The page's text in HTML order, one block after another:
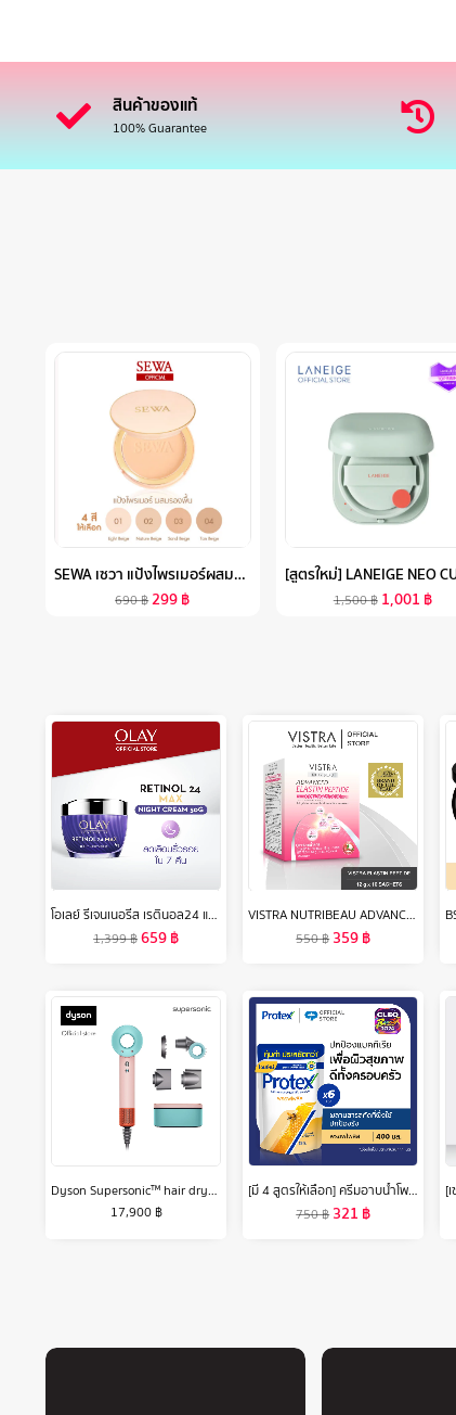
สินค้าของแท้
100% Guarantee
SEWA เซวา แป้งไพรเมอร์ผสมรองพื้น มีให้เลือก 4 เฉดสี (ขนาด10G.) จัดการความมัน ป้องกันผิวจากแสงแดด ปกปิด เรียบเนียน
690฿299฿ 1,500฿ 1,001 ฿
โอเลย์ รีเจนเนอรีส เรตินอล24 แม็กซ์ ไนท์ครีม 50 กรัม. ลดเลือนริ้วรอย สกินแคร์ Olay Regenerist Retinol24 Max Night Cream 50G
1,399฿659฿
VISTRA NUTRIBEAU ADVANCED ELASTIN PEPTIDE PLUS COLLAGEN 5000 mg ( 10 PC / Box ) วิสทร้า แอดวานซ์ อิลาสติน เปปไทด์ พลัส คอลลาเจน 5000 มก. / ต่อซอง ( 1 กล่อง บรรจุ 10 ซอง )
550฿ 359฿
Dyson Supersonic™ hair dryer HD15 (Ceramic Pop) ไดร์เป่าผม สีเซรามิก ป็อบ
17,900 ฿
[มี 4 สูตรให้เลือก] ครีมอาบน้ำโพรเทคส์ 400 มล. ช่วยลดการสะสมของแบคทีเรีย ถุงเติม 6 ถุง (ครีมอาบน้ำ) Protex Shower Cream 400ml Total 6 Packs (Shower Cream)
750฿ 321 ฿